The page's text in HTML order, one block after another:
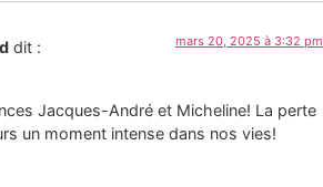
dit : mars 20, 2025 à 3:32 pm
Jacques-André et Micheline! La perte
un moment intense dans nos vies!